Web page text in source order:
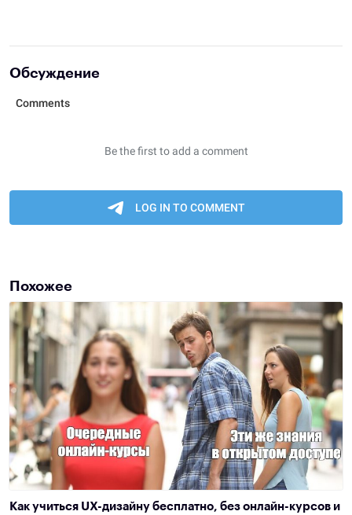
Обсуждение
Похожее
Как учиться UX-дизайну бесплатно, без онлайн-курсов и